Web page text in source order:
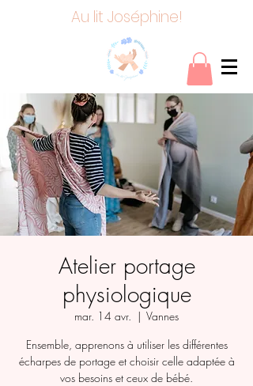
Au lit Joséphine!
Atelier portage
physiologique
mar. 14 avr.
  |
Vannes
Ensemble, apprenons à utiliser les différentes
écharpes de portage et choisir celle adaptée à
vos besoins et ceux de bébé.